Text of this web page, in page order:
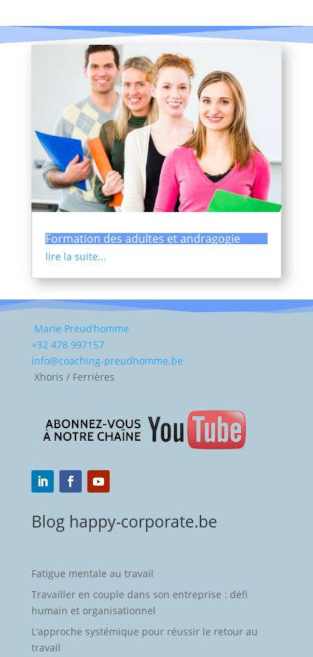
Formation des adultes et andragogie
lire la suite...
Marie Preud’homme
+32 478 997157
info@coaching-preudhomme.be
Xhoris / Ferrières
Blog happy-corporate.be
Fatigue mentale au travail
Travailler en couple dans son entreprise : défi
humain et organisationnel
L’approche systémique pour réussir le retour au
travail